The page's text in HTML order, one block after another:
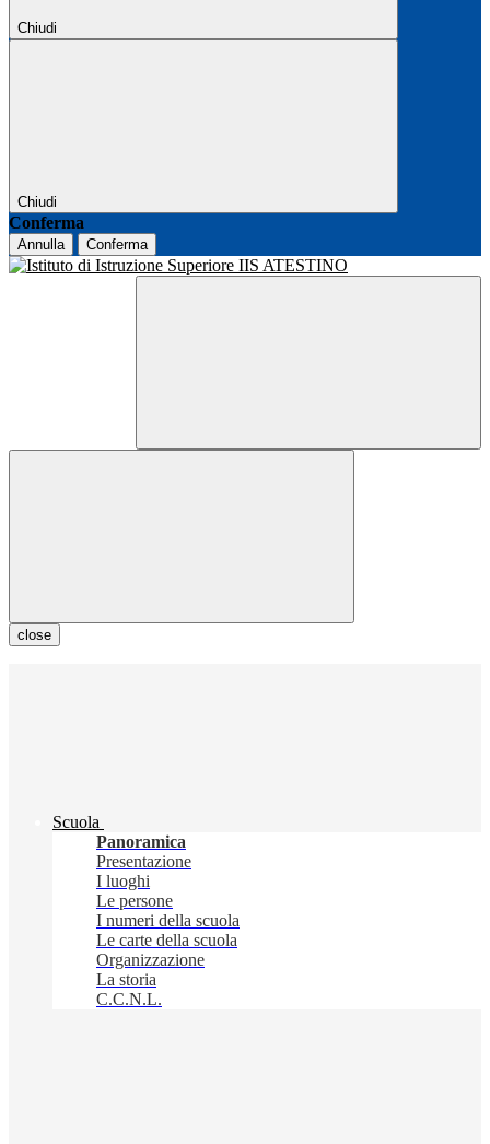
Chiudi
Chiudi
Conferma
Annulla Conferma
close
Scuola
Panoramica
Presentazione
I luoghi
Le persone
I numeri della scuola
Le carte della scuola
Organizzazione
La storia
C.C.N.L.